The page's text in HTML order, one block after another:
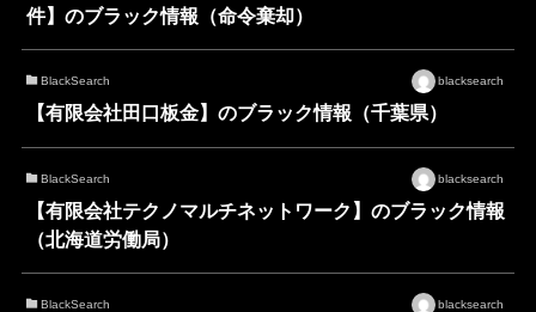
件】のブラック情報（命令棄却）
BlackSearch blacksearch
【有限会社田口板金】のブラック情報（千葉県）
BlackSearch blacksearch
【有限会社テクノマルチネットワーク】のブラック情報
（北海道労働局）
BlackSearch blacksearch